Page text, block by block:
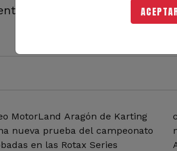
de las Rotax Series
MotorLand Aragón de Karting
nueva prueba del campeonato
en las Rotax Series